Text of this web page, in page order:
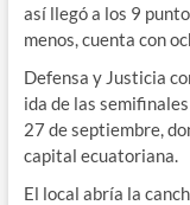
así llegó a los 9
menos, cuenta con
Defensa y Justicia
ida de las
27 de septiembre,
capital ecuatoriana.
El local abría la